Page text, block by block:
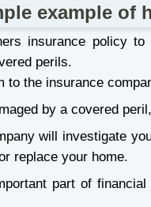
example of
insurance policy
perils.
to the insurance
by a covered
will investigate
replace your home.
part of